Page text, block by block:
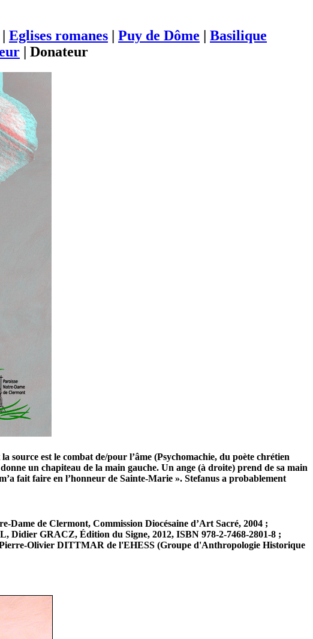
| Eglises romanes | Puy de Dôme | Basilique
| Donateur
est le combat de/pour l’âme (Psychomachie, du poète chrétien
un chapiteau de la main gauche. Un ange (à droite) prend de sa main
fait faire en l’honneur de Sainte-Marie ». Stefanus a probablement
de Clermont, Commission Diocésaine d’Art Sacré, 2004 ;
GRACZ, Édition du Signe, 2012, ISBN 978-2-7468-2801-8 ;
Olivier DITTMAR de l'EHESS (Groupe d'Anthropologie Historique